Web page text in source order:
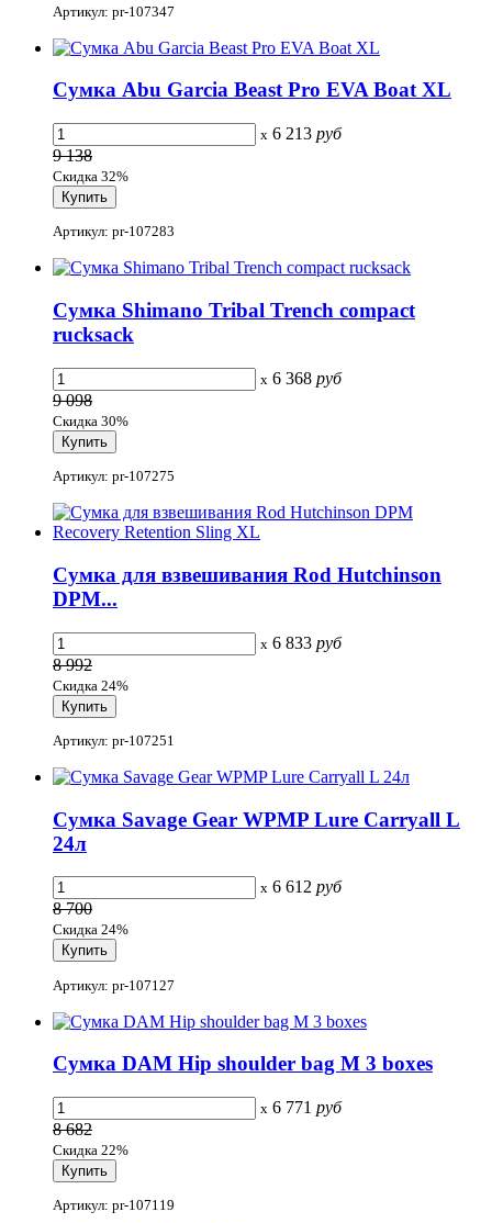
Артикул: pr-107347
Сумка Abu Garcia Beast Pro EVA Boat XL
x 6 213 руб
9 138
Скидка 32%
Артикул: pr-107283
Сумка Shimano Tribal Trench compact
rucksack
x 6 368 руб
9 098
Скидка 30%
Артикул: pr-107275
Сумка для взвешивания Rod Hutchinson
DPM...
x 6 833 руб
8 992
Скидка 24%
Артикул: pr-107251
Сумка Savage Gear WPMP Lure Carryall L
24л
x 6 612 руб
8 700
Скидка 24%
Артикул: pr-107127
Сумка DAM Hip shoulder bag M 3 boxes
x 6 771 руб
8 682
Скидка 22%
Артикул: pr-107119